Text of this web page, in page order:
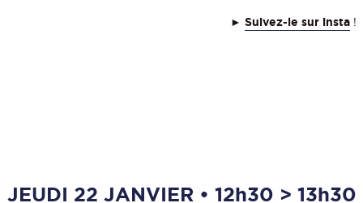
► Suivez-le sur insta!
JEUDI 22 JANVIER • 12h30 > 13h30